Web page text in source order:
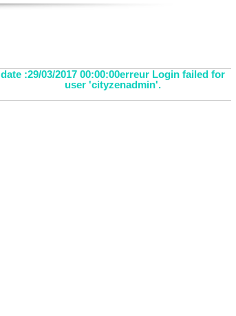
date :29/03/2017 00:00:00erreur Login failed for
user 'cityzenadmin'.